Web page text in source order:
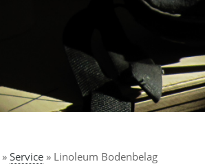
» Service » Linoleum Bodenbelag